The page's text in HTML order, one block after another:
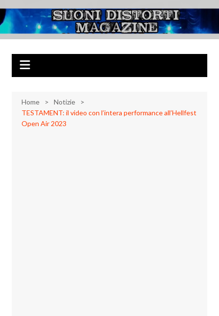
al
contenuto
Suoni Distorti
Magazine
Musica Rock, Metal, Punk e varie sonorità alternative
Home
Notizie
TESTAMENT: il video con l’intera performance all’Hellfest
Open Air 2023